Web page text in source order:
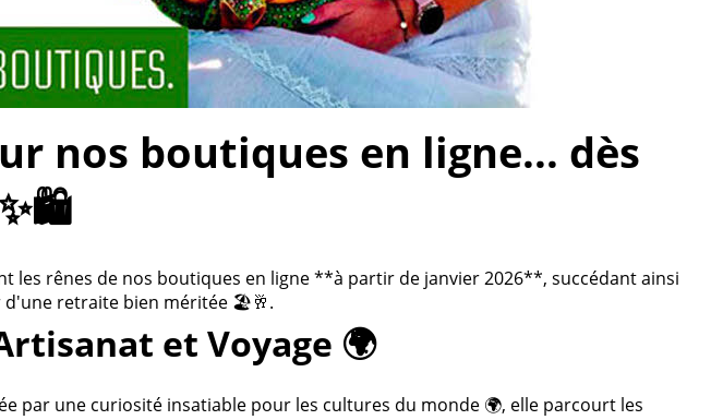
nos boutiques en ligne... dès
les rênes de nos boutiques en ligne **à partir de janvier 2026**, succédant ainsi
d'une retraite bien méritée 🏖️🥂.
et Voyage 🌍
par une curiosité insatiable pour les cultures du monde 🌍, elle parcourt les